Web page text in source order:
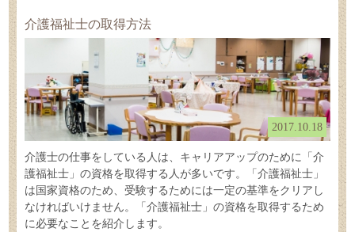
介護福祉士の取得方法
2017.10.18
介護士の仕事をしている人は、キャリアアップのために「介
護福祉士」の資格を取得する人が多いです。「介護福祉士」
は国家資格のため、受験するためには一定の基準をクリアし
なければいけません。「介護福祉士」の資格を取得するため
に必要なことを紹介します。